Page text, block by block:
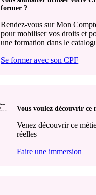
former ?
Rendez-vous sur Mon
pour mobiliser vos droits et
une formation dans le
Se former avec son CPF
Vous voulez découvrir ce
Venez découvrir ce
réelles
Faire une immersion